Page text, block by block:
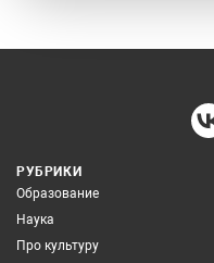
РУБРИКИ
Образование
Наука
Про культуру